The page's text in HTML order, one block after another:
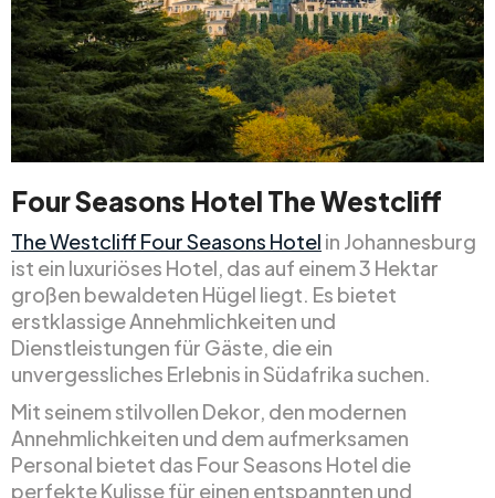
Four Seasons Hotel The Westcliff
The Westcliff Four Seasons Hotel in Johannesburg
ist ein luxuriöses Hotel, das auf einem 3 Hektar
großen bewaldeten Hügel liegt. Es bietet
erstklassige Annehmlichkeiten und
Dienstleistungen für Gäste, die ein
unvergessliches Erlebnis in Südafrika suchen.
Mit seinem stilvollen Dekor, den modernen
Annehmlichkeiten und dem aufmerksamen
Personal bietet das Four Seasons Hotel die
perfekte Kulisse für einen entspannten und